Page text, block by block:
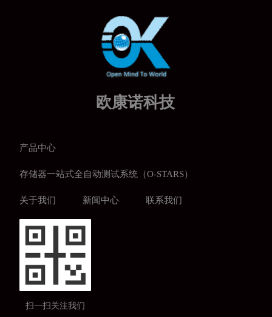
欧康诺科技
产品中心
存储器一站式全自动测试系统（O-STARS）
关于我们 新闻中心 联系我们
扫一扫关注我们